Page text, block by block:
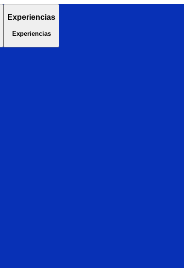
Experiencias
Experiencias